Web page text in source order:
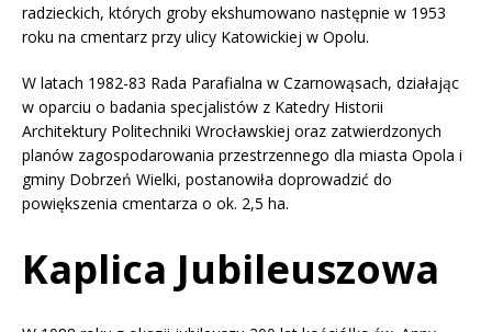
radzieckich, których groby ekshumowano następnie w 1953
roku na cmentarz przy ulicy Katowickiej w Opolu.
W latach 1982-83 Rada Parafialna w Czarnowąsach, działając
w oparciu o badania specjalistów z Katedry Historii
Architektury Politechniki Wrocławskiej oraz zatwierdzonych
planów zagospodarowania przestrzennego dla miasta Opola i
gminy Dobrzeń Wielki, postanowiła doprowadzić do
powiększenia cmentarza o ok. 2,5 ha.
Kaplica Jubileuszowa